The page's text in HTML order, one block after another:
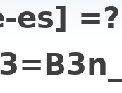
es]